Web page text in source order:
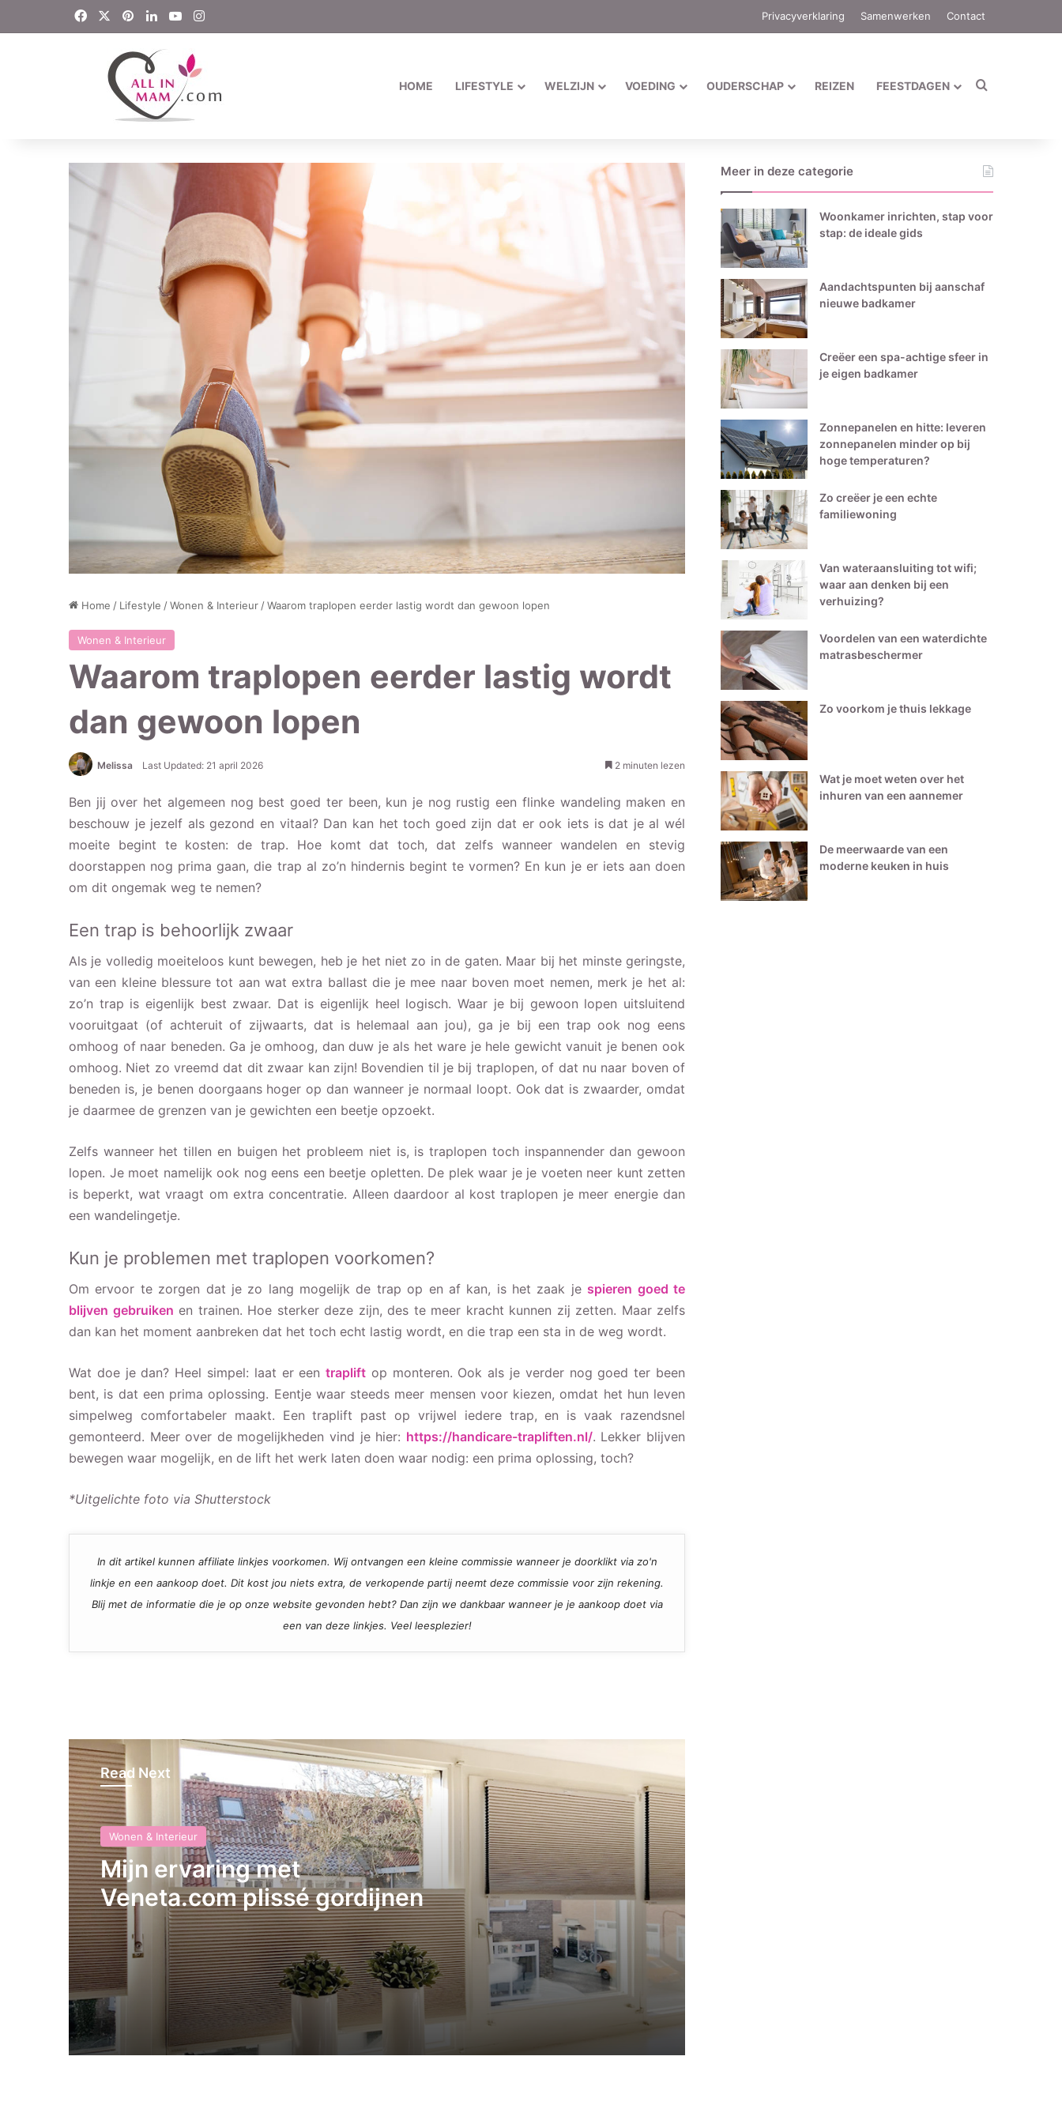
FacebookPinterestLinkedIn
YouTubeInstagram Privacyverklaring Samenwerken Contact
HOME LIFESTYLE WELZIJN VOEDING OUDERSCHAP REIZEN FEESTDAGEN Zoek naar
Home / Lifestyle /Wonen & Interieur /Waarom traplopen eerder lastig wordt dan gewoon lopen
Wonen & Interieur
Waarom traplopen eerder lastig wordt
dan gewoon lopen
Melissa Last Updated: 21 april 2026 2 minuten lezen
Ben jij over het algemeen nog best goed ter been, kun je nog rustig een flinke wandeling maken en
beschouw je jezelf als gezond en vitaal? Dan kan het toch goed zijn dat er ook iets is dat je al wél
moeite begint te kosten: de trap. Hoe komt dat toch, dat zelfs wanneer wandelen en stevig
doorstappen nog prima gaan, die trap al zo’n hindernis begint te vormen? En kun je er iets aan doen
om dit ongemak weg te nemen?
Een trap is behoorlijk zwaar
Als je volledig moeiteloos kunt bewegen, heb je het niet zo in de gaten. Maar bij het minste geringste,
van een kleine blessure tot aan wat extra ballast die je mee naar boven moet nemen, merk je het al:
zo’n trap is eigenlijk best zwaar. Dat is eigenlijk heel logisch. Waar je bij gewoon lopen uitsluitend
vooruitgaat (of achteruit of zijwaarts, dat is helemaal aan jou), ga je bij een trap ook nog eens
omhoog of naar beneden. Ga je omhoog, dan duw je als het ware je hele gewicht vanuit je benen ook
omhoog. Niet zo vreemd dat dit zwaar kan zijn! Bovendien til je bij traplopen, of dat nu naar boven of
beneden is, je benen doorgaans hoger op dan wanneer je normaal loopt. Ook dat is zwaarder, omdat
je daarmee de grenzen van je gewichten een beetje opzoekt.
Zelfs wanneer het tillen en buigen het probleem niet is, is traplopen toch inspannender dan gewoon
lopen. Je moet namelijk ook nog eens een beetje opletten. De plek waar je je voeten neer kunt zetten
is beperkt, wat vraagt om extra concentratie. Alleen daardoor al kost traplopen je meer energie dan
een wandelingetje.
Kun je problemen met traplopen voorkomen?
Om ervoor te zorgen dat je zo lang mogelijk de trap op en af kan, is het zaak je spieren goed te
blijven gebruiken en trainen. Hoe sterker deze zijn, des te meer kracht kunnen zij zetten. Maar zelfs
dan kan het moment aanbreken dat het toch echt lastig wordt, en die trap een sta in de weg wordt.
Wat doe je dan? Heel simpel: laat er eentraplift op monteren. Ook als je verder nog goed ter been
bent, is dat een prima oplossing. Eentje waar steeds meer mensen voor kiezen, omdat het hun leven
simpelweg comfortabeler maakt. Een traplift past op vrijwel iedere trap, en is vaak razendsnel
gemonteerd. Meer over de mogelijkheden vind je hier: https://handicare-trapliften.nl/. Lekker blijven
bewegen waar mogelijk, en de lift het werk laten doen waar nodig: een prima oplossing, toch?
*Uitgelichte foto via Shutterstock
In dit artikel kunnen affiliate linkjes voorkomen. Wij ontvangen een kleine commissie wanneer je doorklikt via zo'n
linkje en een aankoop doet. Dit kost jou niets extra, de verkopende partij neemt deze commissie voor zijn rekening.
Blij met de informatie die je op onze website gevonden hebt? Dan zijn we dankbaar wanneer je je aankoop doet via
een van deze linkjes. Veel leesplezier!
Read Next
Wonen & Interieur
Mijn ervaring met
Veneta.com plissé gordijnen
Schaduw en verkoeling met een
schaduwdoek
5 ideeën voor een blokhut in de tuin
Waar zet je een waterontharder in huis
neer?
Tip voor de herfst en winter: een
gezellige sfeer in huis
Meer in deze categorie
Woonkamer inrichten, stap voor
stap: de ideale gids
Aandachtspunten bij aanschaf
nieuwe badkamer
Creëer een spa-achtige sfeer in
je eigen badkamer
Zonnepanelen en hitte: leveren
zonnepanelen minder op bij
hoge temperaturen?
Zo creëer je een echte
familiewoning
Van wateraansluiting tot wifi;
waar aan denken bij een
verhuizing?
Voordelen van een waterdichte
matrasbeschermer
Zo voorkom je thuis lekkage
Wat je moet weten over het
inhuren van een aannemer
De meerwaarde van een
moderne keuken in huis